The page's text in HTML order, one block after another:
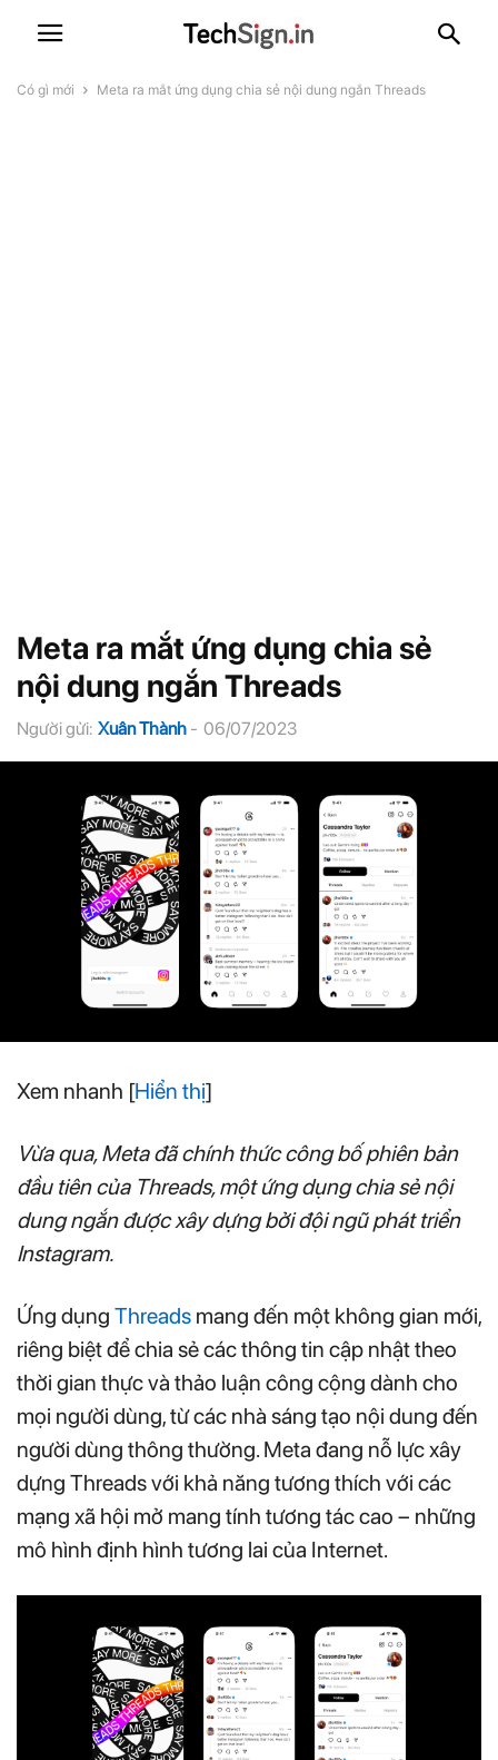
Có gì mới Meta ra mắt ứng dụng chia sẻ nội dung ngắn Threads
Meta ra mắt ứng dụng chia sẻ
nội dung ngắn Threads
Người gửi: Xuân Thành - 06/07/2023
Xem nhanh [Hiển thị]
Vừa qua, Meta đã chính thức công bố phiên bản
đầu tiên của Threads, một ứng dụng chia sẻ nội
dung ngắn được xây dựng bởi đội ngũ phát triển
Instagram.
Ứng dụng Threads mang đến một không gian mới,
riêng biệt để chia sẻ các thông tin cập nhật theo
thời gian thực và thảo luận công cộng dành cho
mọi người dùng, từ các nhà sáng tạo nội dung đến
người dùng thông thường. Meta đang nỗ lực xây
dựng Threads với khả năng tương thích với các
mạng xã hội mở mang tính tương tác cao – những
mô hình định hình tương lai của Internet.